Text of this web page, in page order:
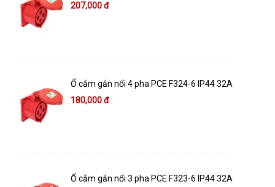
207,000 đ
Ổ cắm gắn nổi 4 pha PCE F324-6 IP44 32A
180,000 đ
Ổ cắm gắn nổi 3 pha PCE F323-6 IP44 32A